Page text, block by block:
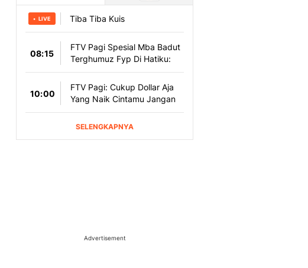
Advertisement